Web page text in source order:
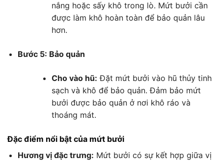
nắng hoặc sấy khô trong lò. Mứt bưởi cần
được làm khô hoàn toàn để bảo quản lâu
hơn.
Bước 5: Bảo quản
Cho vào hũ: Đặt mứt bưởi vào hũ thủy tinh
sạch và khô để bảo quản. Đảm bảo mứt
bưởi được bảo quản ở nơi khô ráo và
thoáng mát.
Đặc điểm nổi bật của mứt bưởi
Hương vị đặc trưng: Mứt bưởi có sự kết hợp giữa vị